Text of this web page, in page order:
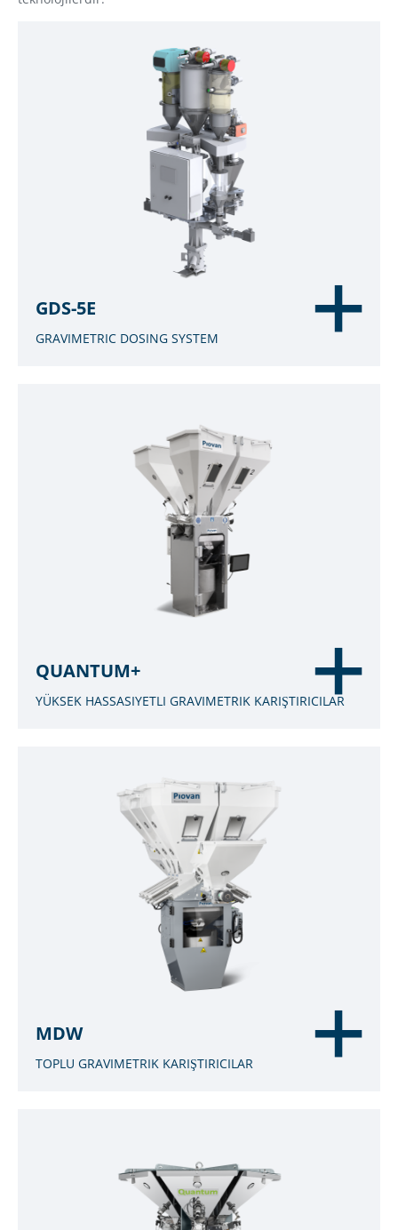
GDS-5E
GRAVIMETRIC DOSING SYSTEM
QUANTUM+
YÜKSEK HASSASIYETLI GRAVIMETRIK KARIŞTIRICILAR
MDW
TOPLU GRAVIMETRIK KARIŞTIRICILAR